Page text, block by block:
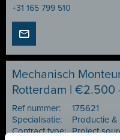
+31 165 799 510
Mechanisch
Rotterdam |
Ref nummer:
175621
Specialisatie:
Productie
Contract type: Project